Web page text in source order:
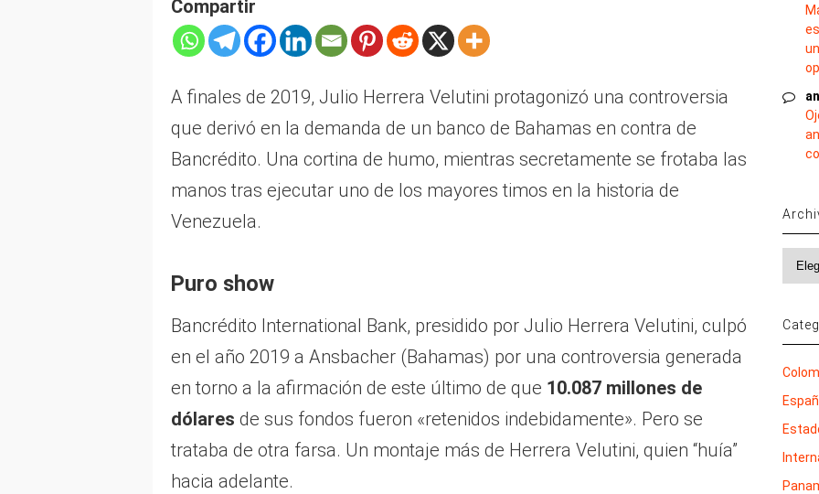
Compartir
A finales de 2019, Julio Herrera Velutini protagonizó una controversia
que derivó en la demanda de un banco de Bahamas en contra de
Bancrédito. Una cortina de humo, mientras secretamente se frotaba las
manos tras ejecutar uno de los mayores timos en la historia de
Venezuela.
Puro show
Bancrédito International Bank, presidido por Julio Herrera Velutini, culpó
en el año 2019 a Ansbacher (Bahamas) por una controversia generada
en torno a la afirmación de este último de que 10.087 millones de
dólares de sus fondos fueron «retenidos indebidamente». Pero se
trataba de otra farsa. Un montaje más de Herrera Velutini, quien “huía”
hacia adelante.